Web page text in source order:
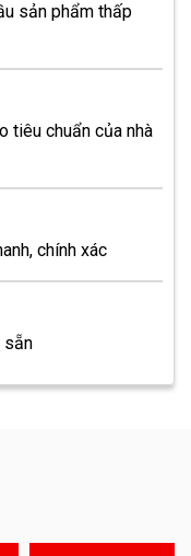
sản phẩm thấp
tiêu chuẩn của nhà
chính xác
sẵn